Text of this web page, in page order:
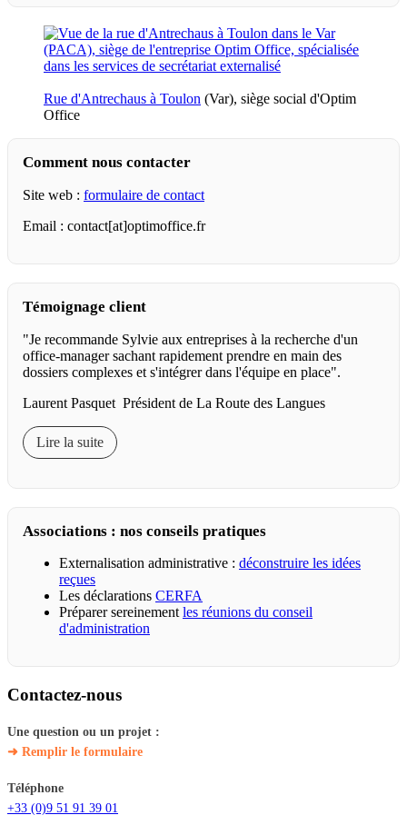
Rue d'Antrechaus à Toulon (Var), siège social d'Optim
Office
Comment nous contacter
Site web : formulaire de contact
Email : contact[at]optimoffice.fr
Témoignage client
"Je recommande Sylvie aux entreprises à la recherche d'un
office-manager sachant rapidement prendre en main des
dossiers complexes et s'intégrer dans l'équipe en place".
Laurent Pasquet Président de La Route des Langues
Lire la suite
Associations : nos conseils pratiques
Externalisation administrative : déconstruire les idées
reçues
Les déclarations CERFA
Préparer sereinementles réunions du conseil
d'administration
Contactez-nous
Une question ou un projet :
➜ Remplir le formulaire
Téléphone
+33 (0)9 51 91 39 01